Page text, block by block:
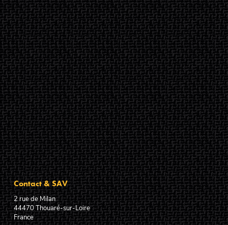
Contact & SAV
2 rue de Milan
44470Thouaré-sur-Loire
France